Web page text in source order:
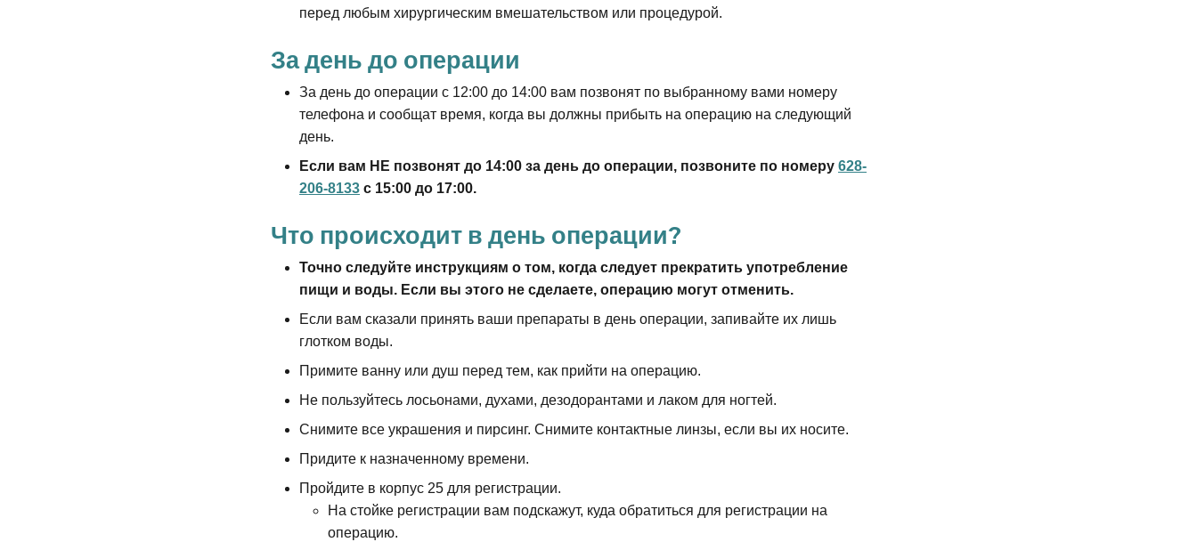
перед любым хирургическим вмешательством или процедурой.
За день до операции
За день до операции с 12:00 до 14:00 вам позвонят по выбранному вами номеру
телефона и сообщат время, когда вы должны прибыть на операцию на следующий
день.
Если вам НЕ позвонят до 14:00 за день до операции, позвоните по номеру 628-
206-8133 с 15:00 до 17:00.
Что происходит в день операции?
Точно следуйте инструкциям о том, когда следует прекратить употребление
пищи и воды. Если вы этого не сделаете, операцию могут отменить.
Если вам сказали принять ваши препараты в день операции, запивайте их лишь
глотком воды.
Примите ванну или душ перед тем, как прийти на операцию.
Не пользуйтесь лосьонами, духами, дезодорантами и лаком для ногтей.
Снимите все украшения и пирсинг. Снимите контактные линзы, если вы их носите.
Придите к назначенному времени.
Пройдите в корпус 25 для регистрации.
На стойке регистрации вам подскажут, куда обратиться для регистрации на
операцию.